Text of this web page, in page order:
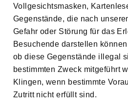
Vollgesichtsmasken,
Gegenstände, die nach
Gefahr oder Störung für das
Besuchende darstellen
ob diese Gegenstände illegal
bestimmten Zweck mitgeführt
Klingen, wenn bestimmte
Zutritt nicht erfüllt sind.